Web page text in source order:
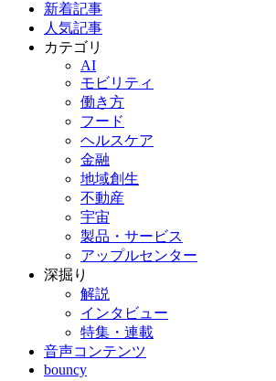
新着記事
人気記事
カテゴリ
AI
モビリティ
働き方
フード
ヘルスケア
金融
地域創生
不動産
宇宙
製品・サービス
アップルセンター
深掘り
解説
インタビュー
特集・連載
音声コンテンツ
bouncy